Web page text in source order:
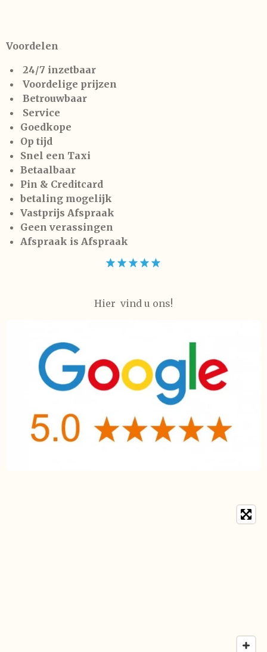
Voordelen
24/7 inzetbaar
Voordelige prijzen
Betrouwbaar
Service
Goedkope
Op tijd
Snel een Taxi
Betaalbaar
Pin & Creditcard
betaling mogelijk
Vastprijs Afspraak
Geen verassingen
Afspraak is Afspraak
Hier vind u ons!